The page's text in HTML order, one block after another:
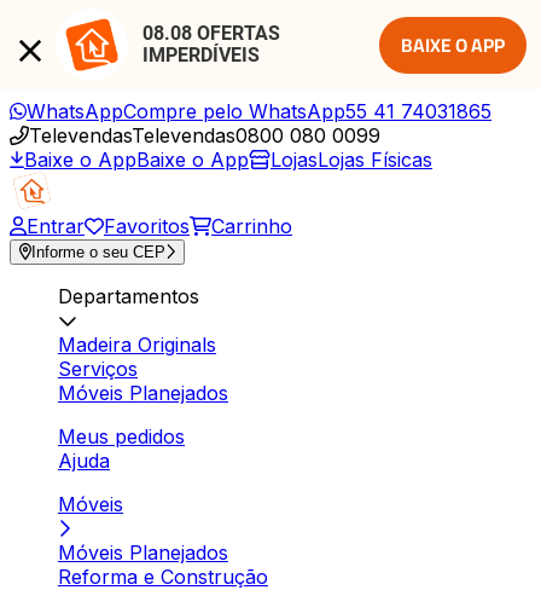
08.08 OFERTAS
IMPERDÍVEIS
BAIXE O APP
WhatsAppCompre pelo WhatsApp55 41 74031865
TelevendasTelevendas0800 080 0099
Baixe o AppBaixe o App LojasLojas Físicas
Entrar Favoritos Carrinho
Informe o seu CEP
Departamentos
Madeira Originals
Serviços
Móveis Planejados
Meus pedidos
Ajuda
Móveis
Móveis Planejados
Reforma e Construção